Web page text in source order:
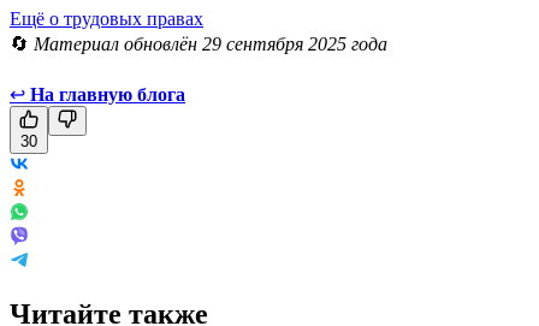
Ещё о трудовых правах
🔄 Материал обновлён 29 сентября 2025 года
↩ На главную блога
30
Читайте также